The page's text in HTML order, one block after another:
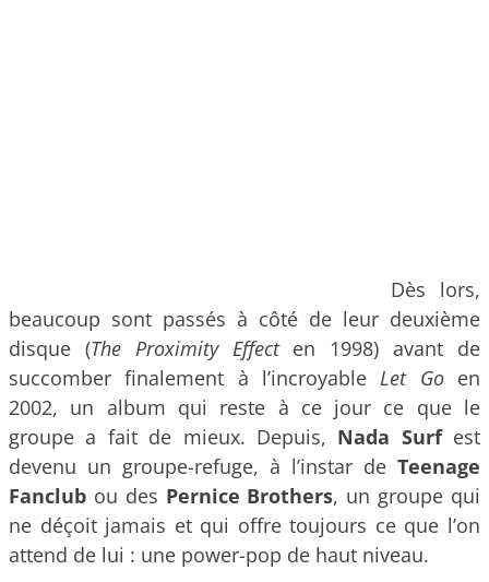
Dès lors,
beaucoup sont passés à côté de leur deuxième
disque (The Proximity Effecten 1998) avant de
succomber finalement à l’incroyable Let Goen
2002, un album qui reste à ce jour ce que le
groupe a fait de mieux. Depuis, Nada Surf est
devenu un groupe-refuge, à l’instar de Teenage
Fanclub ou des Pernice Brothers, un groupe qui
ne déçoit jamais et qui offre toujours ce que l’on
attend de lui : une power-pop de haut niveau.